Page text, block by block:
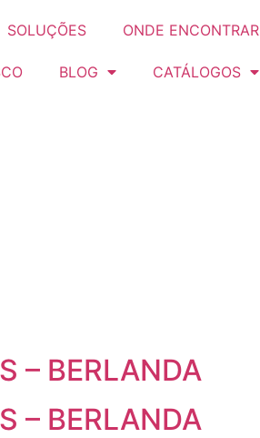
SOLUÇÕES ONDE ENCONTRAR
BLOG CATÁLOGOS
– BERLANDA
– BERLANDA